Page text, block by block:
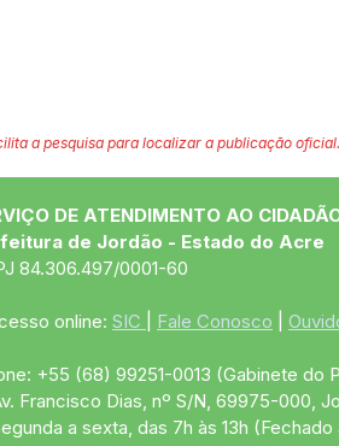
a pesquisa para localizar a publicação oficial.
DE ATENDIMENTO AO
de Jordão - Estado do Acre
84.306.497/0001-60
online: SIC Fale Conosco
+55 (68) 99251-0013 (Gabinete do
Francisco Dias, nº S/N, 69975-000,
a sexta, das 7h às 13h